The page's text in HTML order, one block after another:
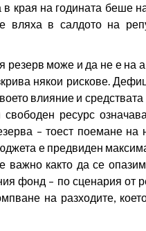
в края на годината беше
в салдото на
резерв може и да не е на
някои рискове.
влияние и
ресурс
– тоест поемане на
е предвиден
важно както да се
фонд – по сценария от
на разходите,